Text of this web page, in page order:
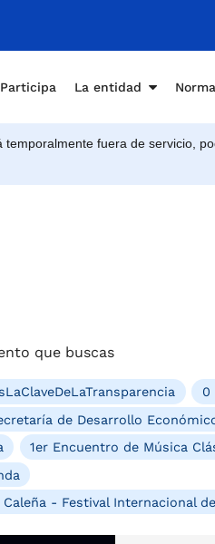
Participa La entidad
fuera de servicio,
que buscas
0
de Desarrollo
1er Encuentro de Música
- Festival Internacional